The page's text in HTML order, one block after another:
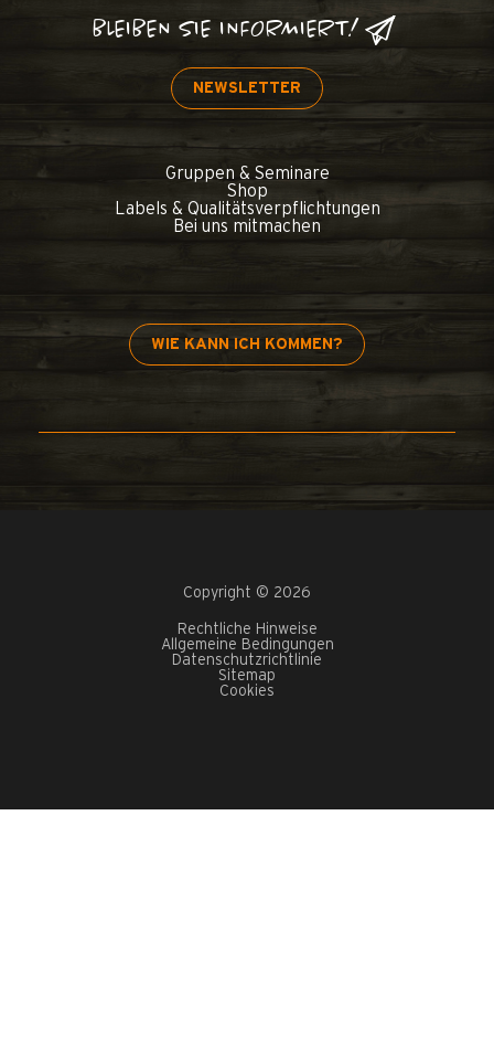
BLEIBEN SIE INFORMIERT!
NEWSLETTER
Gruppen & Seminare
Shop
Labels & Qualitätsverpflichtungen
Bei uns mitmachen
WIE KANN ICH KOMMEN?
Copyright © 2026
Rechtliche Hinweise
Allgemeine Bedingungen
Datenschutzrichtlinie
Sitemap
Cookies